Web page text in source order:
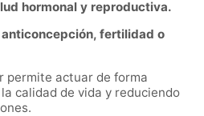
hormonal y reproductiva.
fertilidad o
permite actuar de forma
calidad de vida y reduciendo